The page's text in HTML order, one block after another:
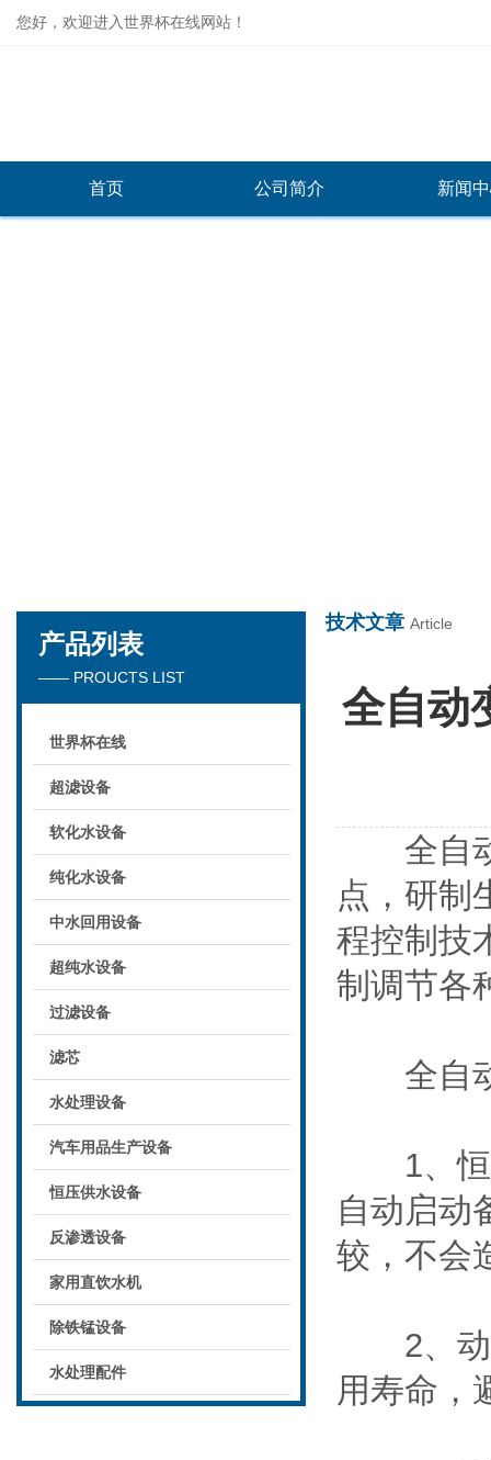
您好，欢迎进入世界杯在线网站！
首页 公司简介 新闻
产品列表
—— PROUCTS LIST
世界杯在线
超滤设备
软化水设备
纯化水设备
中水回用设备
超纯水设备
过滤设备
滤芯
水处理设备
汽车用品生产设备
恒压供水设备
反渗透设备
家用直饮水机
除铁锰设备
水处理配件
技术文章 Article
全自动
全自动
点，研制
程控制技
制调节各
全自动
1、恒
自动启动
较，不会
2、动
用寿命，